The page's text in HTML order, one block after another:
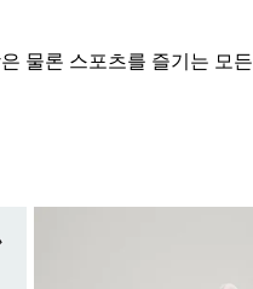
물론 스포츠를 즐기는 모